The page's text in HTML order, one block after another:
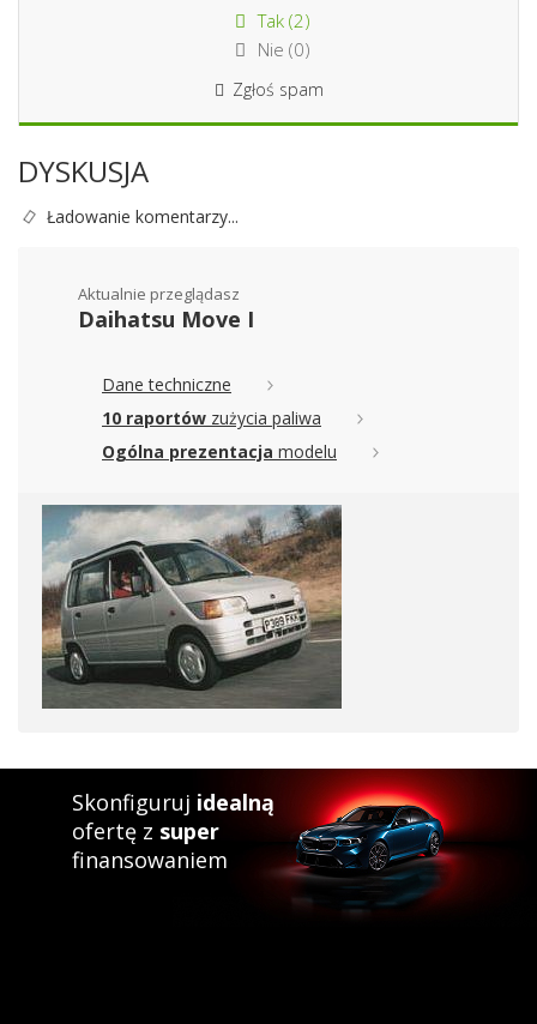
Tak (2)
Nie (0)
Zgłoś spam
DYSKUSJA
Ładowanie komentarzy...
Aktualnie przeglądasz
Daihatsu Move I
Dane techniczne
10 raportów zużycia paliwa
Ogólna prezentacja modelu
Skonfiguruj idealną
ofertę z super
finansowaniem